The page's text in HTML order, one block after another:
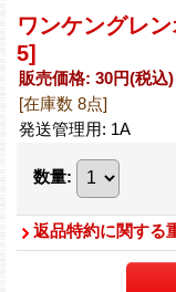
ワンケングレ
5]
販売価格: 30円(税込)
[在庫数 8点]
発送管理用: 1A
数量:
返品特約に関する